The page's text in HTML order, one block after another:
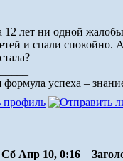
12 лет ни одной
и спали спокойно.
формула успеха –
Сб Апр 10, 0:16